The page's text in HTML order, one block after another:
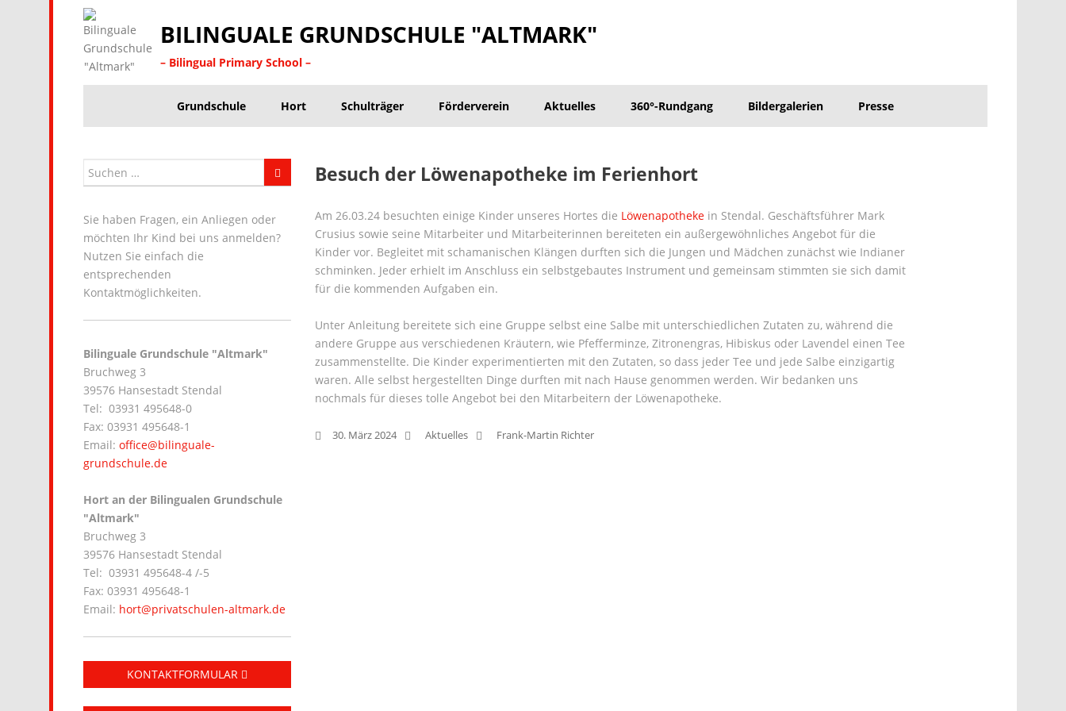
BILINGUALE GRUNDSCHULE "ALTMARK"
– Bilingual Primary School –
Grundschule Hort Schulträger Förderverein Aktuelles 360°-Rundgang Bildergalerien Presse
Sie haben Fragen, ein Anliegen oder
möchten Ihr Kind bei uns anmelden?
Nutzen Sie einfach die
entsprechenden
Kontaktmöglichkeiten.
Bilinguale Grundschule "Altmark"
Bruchweg 3
39576 Hansestadt Stendal
Tel: 03931 495648-0
Fax: 03931 495648-1
Email: office@bilinguale-
grundschule.de
Hort an der Bilingualen Grundschule
"Altmark"
Bruchweg 3
39576 Hansestadt Stendal
Tel: 03931 495648-4 /-5
Fax: 03931 495648-1
Email: hort@privatschulen-altmark.de
KONTAKTFORMULAR
Besuch der Löwenapotheke im Ferienhort
Am 26.03.24 besuchten einige Kinder unseres Hortes die Löwenapotheke in Stendal. Geschäftsführer Mark
Crusius sowie seine Mitarbeiter und Mitarbeiterinnen bereiteten ein außergewöhnliches Angebot für die
Kinder vor. Begleitet mit schamanischen Klängen durften sich die Jungen und Mädchen zunächst wie Indianer
schminken. Jeder erhielt im Anschluss ein selbstgebautes Instrument und gemeinsam stimmten sie sich damit
für die kommenden Aufgaben ein.
Unter Anleitung bereitete sich eine Gruppe selbst eine Salbe mit unterschiedlichen Zutaten zu, während die
andere Gruppe aus verschiedenen Kräutern, wie Pfefferminze, Zitronengras, Hibiskus oder Lavendel einen Tee
zusammenstellte. Die Kinder experimentierten mit den Zutaten, so dass jeder Tee und jede Salbe einzigartig
waren. Alle selbst hergestellten Dinge durften mit nach Hause genommen werden. Wir bedanken uns
nochmals für dieses tolle Angebot bei den Mitarbeitern der Löwenapotheke.
30. März 2024 Aktuelles Frank-Martin Richter